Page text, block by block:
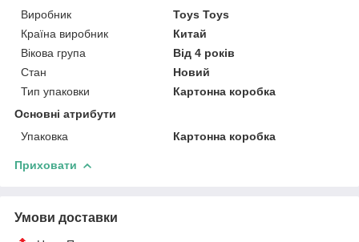
Виробник
Toys Toys
Країна виробник
Китай
Вікова група
Від 4 років
Стан
Новий
Тип упаковки
Картонна коробка
Основні атрибути
Упаковка
Картонна коробка
Приховати
Умови доставки